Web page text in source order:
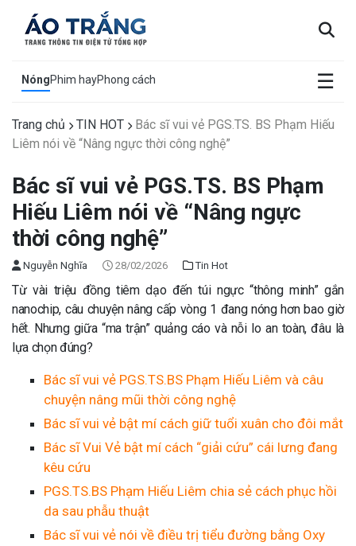
NóngPhim hayPhong cách ☰
×
Trang chủ TIN HOT
Bác sĩ vui vẻ PGS.TS. BS Phạm Hiếu
Liêm nói về “Nâng ngực thời công nghệ”
Bác sĩ vui vẻ PGS.TS. BS Phạm
Hiếu Liêm nói về “Nâng ngực
thời công nghệ”
Nguyễn Nghĩa 28/02/2026 Tin Hot
Từ vài triệu đồng tiêm dạo đến túi ngực “thông minh” gắn
nanochip, câu chuyện nâng cấp vòng 1 đang nóng hơn bao giờ
hết. Nhưng giữa “ma trận” quảng cáo và nỗi lo an toàn, đâu là
lựa chọn đúng?
Bác sĩ vui vẻ PGS.TS.BS Phạm Hiếu Liêm và câu
chuyện nâng mũi thời công nghệ
Bác sĩ vui vẻ bật mí cách giữ tuổi xuân cho đôi mắt
Bác sĩ Vui Vẻ bật mí cách “giải cứu” cái lưng đang
kêu cứu
PGS.TS.BS Phạm Hiếu Liêm chia sẻ cách phục hồi
da sau phẫu thuật
Bác sĩ vui vẻ nói về điều trị tiểu đường bằng Oxy